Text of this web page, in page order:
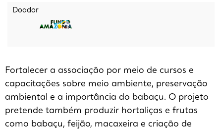
Doador
Fortalecer a associação por meio de cursos e
capacitações sobre meio ambiente, preservação
ambiental e a importância do babaçu. O projeto
pretende também produzir hortaliças e frutas
como babaçu, feijão, macaxeira e criação de